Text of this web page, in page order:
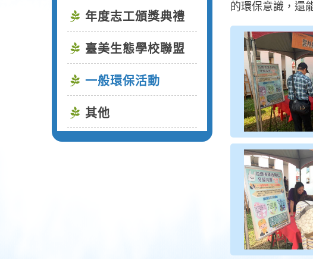
年度志工頒獎典禮
臺美生態學校聯盟
一般環保活動
其他
的環保意識，還